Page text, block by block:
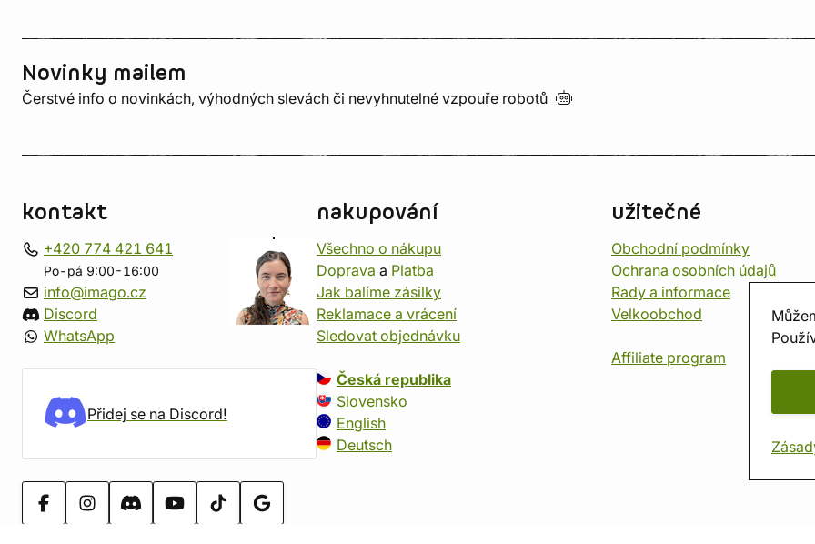
Novinky mailem
Čerstvé info o novinkách, výhodných slevách či nevyhnutelné vzpouře robotů
kontakt
+420 774 421 641
Po-pá 9:00-16:00
info@imago.cz
Discord
WhatsApp
Přidej se na Discord!
nakupování
Všechno o nákupu
Doprava a Platba
Jak balíme zásilky
Reklamace a vrácení
Sledovat objednávku
Česká republika
Slovensko
English
Deutsch
užitečné
Obchodní podmínky
Ochrana osobních údajů
Rady a informace
Velkoobchod
Affiliate program